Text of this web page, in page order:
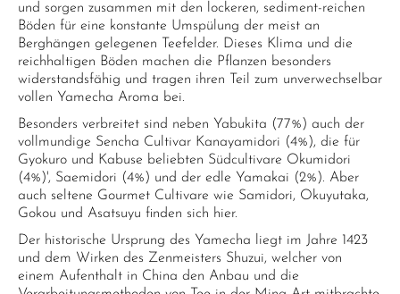
und sorgen zusammen mit den lockeren, sediment-reichen
Böden für eine konstante Umspülung der meist an
Berghängen gelegenen Teefelder. Dieses Klima und die
reichhaltigen Böden machen die Pflanzen besonders
widerstandsfähig und tragen ihren Teil zum unverwechselbar
vollen Yamecha Aroma bei.
Besonders verbreitet sind neben Yabukita (77%) auch der
vollmundige Sencha Cultivar Kanayamidori (4%), die für
Gyokuro und Kabuse beliebten Südcultivare Okumidori
(4%)', Saemidori (4%) und der edle Yamakai (2%). Aber
auch seltene Gourmet Cultivare wie Samidori, Okuyutaka,
Gokou und Asatsuyu finden sich hier.
Der historische Ursprung des Yamecha liegt im Jahre 1423
und dem Wirken des Zenmeisters Shuzui, welcher von
einem Aufenthalt in China den Anbau und die